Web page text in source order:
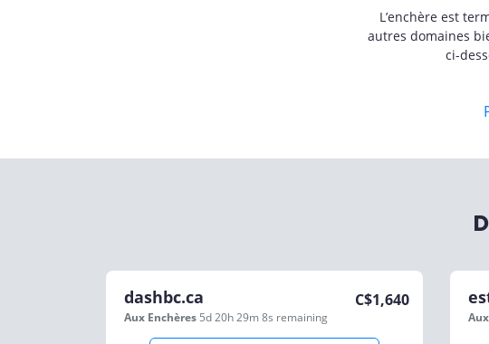
L’enchère est
autres domaines
ci-
dashbc.ca
Aux Enchères 5d 20h 29m 8s remaining
C$1,640